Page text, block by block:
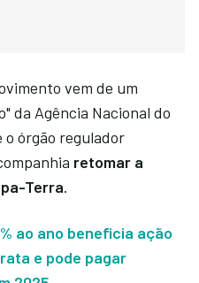
vem de um
da Agência Nacional do
o órgão regulador
retomar a
Terra.
ao ano beneficia ação
e pode pagar